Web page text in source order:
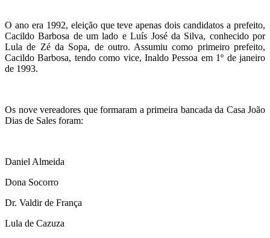
O ano era 1992, eleição que teve apenas dois candidatos a prefeito,
Cacildo Barbosa de um lado e Luís José da Silva, conhecido por
Lula de Zé da Sopa, de outro. Assumiu como primeiro prefeito,
Cacildo Barbosa, tendo como vice, Inaldo Pessoa em 1º de janeiro
de 1993.
Os nove vereadores que formaram a primeira bancada da Casa João
Dias de Sales foram:
Daniel Almeida
Dona Socorro
Dr. Valdir de França
Lula de Cazuza